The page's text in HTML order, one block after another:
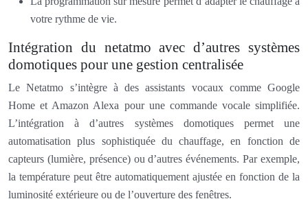
votre rythme de vie.
Intégration du netatmo avec d’autres systèmes
domotiques pour une gestion centralisée
Le Netatmo s’intègre à des assistants vocaux comme Google
Home et Amazon Alexa pour une commande vocale simplifiée.
L’intégration à d’autres systèmes domotiques permet une
automatisation plus sophistiquée du chauffage, en fonction de
capteurs (lumière, présence) ou d’autres événements. Par exemple,
la température peut être automatiquement ajustée en fonction de la
luminosité extérieure ou de l’ouverture des fenêtres.